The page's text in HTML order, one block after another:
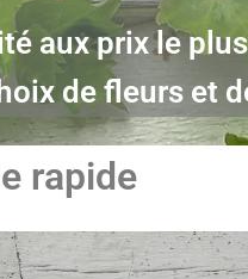
aux prix le
de fleurs et
rapide